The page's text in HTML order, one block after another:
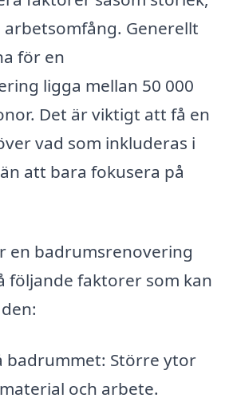
Generellt
för en
ligga mellan 50 000
Det är viktigt att få en
vad som inkluderas i
att bara fokusera på
en badrumsrenovering
följande faktorer som kan
badrummet: Större ytor
och arbete.